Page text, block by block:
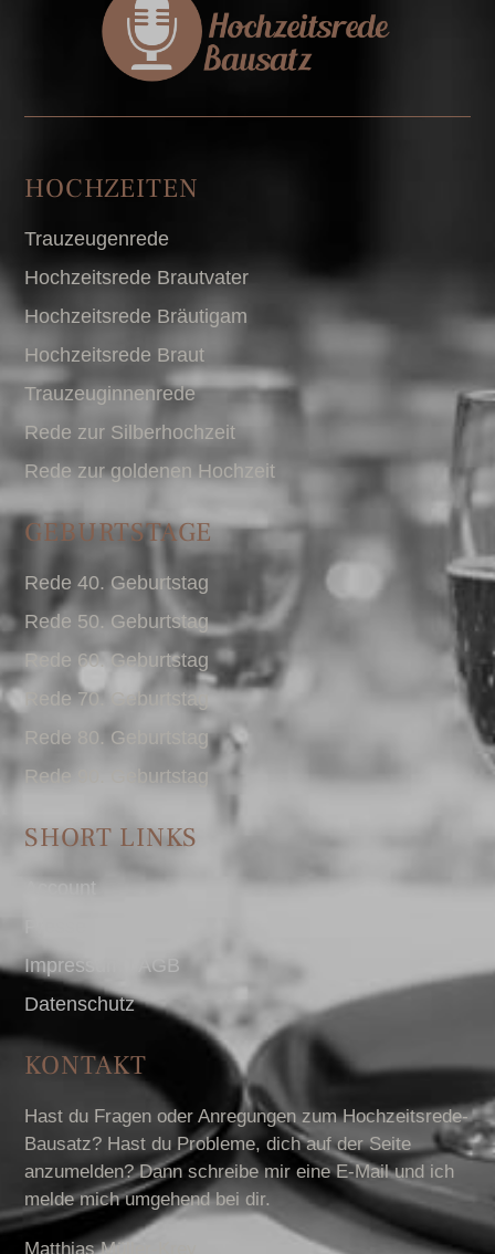
HOCHZEITEN
Trauzeugenrede
Hochzeitsrede Brautvater
Hochzeitsrede Bräutigam
Hochzeitsrede Braut
Trauzeuginnenrede
Rede zur Silberhochzeit
Rede zur goldenen Hochzeit
GEBURTSTAGE
Rede 40. Geburtstag
Rede 50. Geburtstag
Rede 60. Geburtstag
Rede 70. Geburtstag
Rede 80. Geburtstag
Rede 90. Geburtstag
SHORT LINKS
Account
Impressum I AGB
Datenschutz
KONTAKT
Hast du Fragen oder Anregungen zum Hochzeitsrede-
Bausatz? Hast du Probleme, dich auf der Seite
anzumelden? Dann schreibe mir eine E-Mail und ich
melde mich umgehend bei dir.
Matthias Müller-Krey